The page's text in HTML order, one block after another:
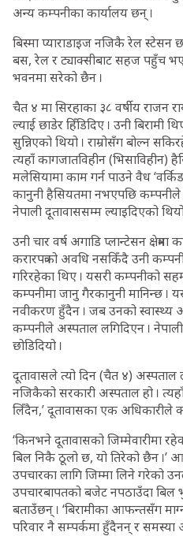
अन्य कम्पनीका कार्यालय छन् ।
बिस्मा प्याराडाइज नजिकै रेल स्टेसन
बस, रेल र ट्याक्सीबाट सहज पहुँच
भवनमा सरेको छैन ।
चैत ४ मा सिरहाका ३८ वर्षीय राजन
ल्याई छाडेर हिँडिदिए । उनी बिरामी
सुन्निएको थियो । राम्रोसँग बोल्न
त्यहाँ कागजातविहीन (भिसाविहीन)
मलेसियामा काम गर्न पाउने वैध
कानुनी हैसियतमा नभएपछि कम्पनीले
नेपाली दूतावाससम्म ल्याइदिएको
उनी चार वर्ष अगाडि प्लान्टेसन
करारपत्रको अवधि नसकिँदै उनी कम्पनी
गरिरहेका थिए । यसरी कम्पनीको
कम्पनीमा जानु गैरकानुनी मानिन्छ ।
नवीकरण हुँदैन । जब उनको स्वास्थ्य
कम्पनीले अस्पताल लगिदिएन ।
छोडिदियो ।
दूतावासले त्यो दिन (चैत ४)
नजिकैको सरकारी अस्पताल हो ।
लिँदैन,’ दूतावासका एक अधिकारीले
‘किनभने दूतावासको जिम्मेवारीमा
बिल निकै ठूलो छ, यो तिरेको छैन ।’
उपचारका लागि जिम्मा लिने गरेको
उपचारबापतको बजेट नपठाउँदा
बताउँछन् । ‘बिरामीका आफन्तसँग
परिवार नै सम्पर्कमा हुँदैनन् र